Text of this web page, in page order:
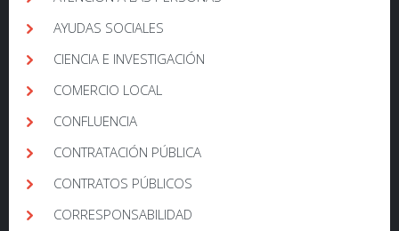
AYUDAS SOCIALES
CIENCIA E INVESTIGACIÓN
COMERCIO LOCAL
CONFLUENCIA
CONTRATACIÓN PÚBLICA
CONTRATOS PÚBLICOS
CORRESPONSABILIDAD